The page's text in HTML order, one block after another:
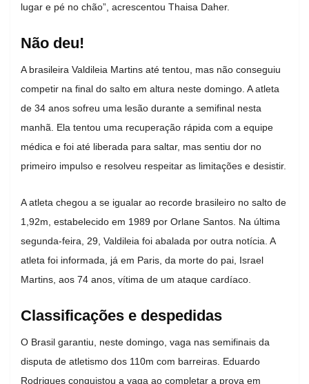
lugar e pé no chão”, acrescentou Thaisa Daher.
Não deu!
A brasileira Valdileia Martins até tentou, mas não conseguiu
competir na final do salto em altura neste domingo. A atleta
de 34 anos sofreu uma lesão durante a semifinal nesta
manhã. Ela tentou uma recuperação rápida com a equipe
médica e foi até liberada para saltar, mas sentiu dor no
primeiro impulso e resolveu respeitar as limitações e desistir.
A atleta chegou a se igualar ao recorde brasileiro no salto de
1,92m, estabelecido em 1989 por Orlane Santos. Na última
segunda-feira, 29, Valdileia foi abalada por outra notícia. A
atleta foi informada, já em Paris, da morte do pai, Israel
Martins, aos 74 anos, vítima de um ataque cardíaco.
Classificações e despedidas
O Brasil garantiu, neste domingo, vaga nas semifinais da
disputa de atletismo dos 110m com barreiras. Eduardo
Rodrigues conquistou a vaga ao completar a prova em